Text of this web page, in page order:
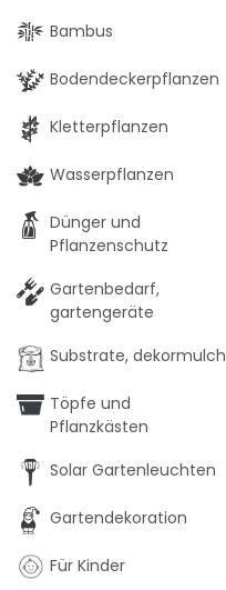
Bambus
Bodendeckerpflanzen
Kletterpflanzen
Wasserpflanzen
Dünger und
Pflanzenschutz
Gartenbedarf,
gartengeräte
Substrate, dekormulch
Töpfe und
Pflanzkästen
Solar Gartenleuchten
Gartendekoration
Für Kinder